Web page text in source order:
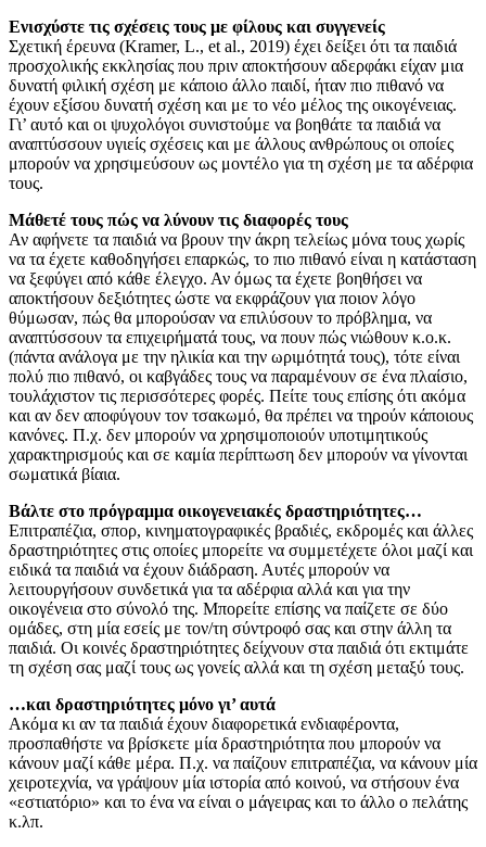
Ενισχύστε τις σχέσεις τους με φίλους και συγγενείς
Σχετική έρευνα (Kramer, L., et al., 2019) έχει δείξει ότι τα παιδιά
προσχολικής εκκλησίας που πριν αποκτήσουν αδερφάκι είχαν μια
δυνατή φιλική σχέση με κάποιο άλλο παιδί, ήταν πιο πιθανό να
έχουν εξίσου δυνατή σχέση και με το νέο μέλος της οικογένειας.
Γι’ αυτό και οι ψυχολόγοι συνιστούμε να βοηθάτε τα παιδιά να
αναπτύσσουν υγιείς σχέσεις και με άλλους ανθρώπους οι οποίες
μπορούν να χρησιμεύσουν ως μοντέλο για τη σχέση με τα αδέρφια
τους.
Μάθετέ τους πώς να λύνουν τις διαφορές τους
Αν αφήνετε τα παιδιά να βρουν την άκρη τελείως μόνα τους χωρίς
να τα έχετε καθοδηγήσει επαρκώς, το πιο πιθανό είναι η κατάσταση
να ξεφύγει από κάθε έλεγχο. Αν όμως τα έχετε βοηθήσει να
αποκτήσουν δεξιότητες ώστε να εκφράζουν για ποιον λόγο
θύμωσαν, πώς θα μπορούσαν να επιλύσουν το πρόβλημα, να
αναπτύσσουν τα επιχειρήματά τους, να πουν πώς νιώθουν κ.ο.κ.
(πάντα ανάλογα με την ηλικία και την ωριμότητά τους), τότε είναι
πολύ πιο πιθανό, οι καβγάδες τους να παραμένουν σε ένα πλαίσιο,
τουλάχιστον τις περισσότερες φορές. Πείτε τους επίσης ότι ακόμα
και αν δεν αποφύγουν τον τσακωμό, θα πρέπει να τηρούν κάποιους
κανόνες. Π.χ. δεν μπορούν να χρησιμοποιούν υποτιμητικούς
χαρακτηρισμούς και σε καμία περίπτωση δεν μπορούν να γίνονται
σωματικά βίαια.
Βάλτε στο πρόγραμμα οικογενειακές δραστηριότητες…
Επιτραπέζια, σπορ, κινηματογραφικές βραδιές, εκδρομές και άλλες
δραστηριότητες στις οποίες μπορείτε να συμμετέχετε όλοι μαζί και
ειδικά τα παιδιά να έχουν διάδραση. Αυτές μπορούν να
λειτουργήσουν συνδετικά για τα αδέρφια αλλά και για την
οικογένεια στο σύνολό της. Μπορείτε επίσης να παίζετε σε δύο
ομάδες, στη μία εσείς με τον/τη σύντροφό σας και στην άλλη τα
παιδιά. Οι κοινές δραστηριότητες δείχνουν στα παιδιά ότι εκτιμάτε
τη σχέση σας μαζί τους ως γονείς αλλά και τη σχέση μεταξύ τους.
…και δραστηριότητες μόνο γι’ αυτά
Ακόμα κι αν τα παιδιά έχουν διαφορετικά ενδιαφέροντα,
προσπαθήστε να βρίσκετε μία δραστηριότητα που μπορούν να
κάνουν μαζί κάθε μέρα. Π.χ. να παίζουν επιτραπέζια, να κάνουν μία
χειροτεχνία, να γράψουν μία ιστορία από κοινού, να στήσουν ένα
«εστιατόριο» και το ένα να είναι ο μάγειρας και το άλλο ο πελάτης
κ.λπ.